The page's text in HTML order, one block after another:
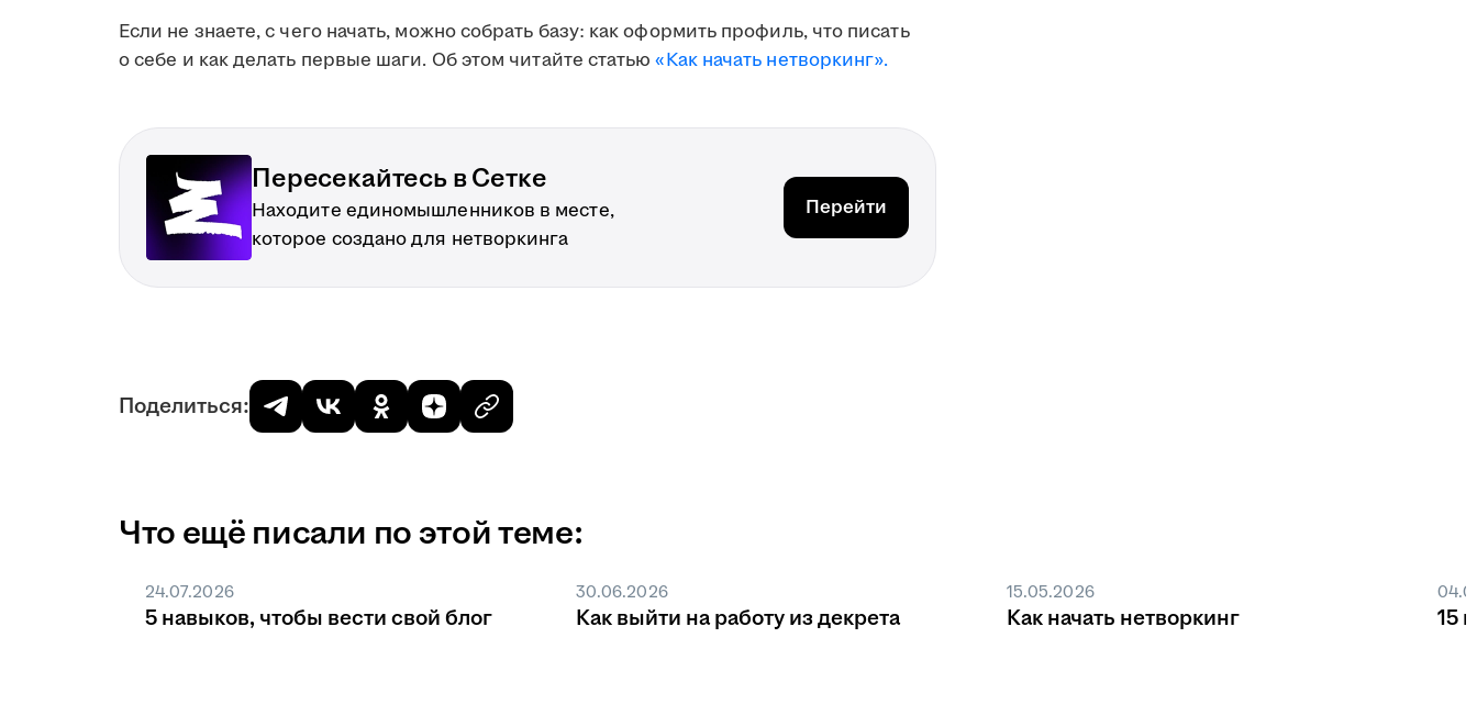
Если не знаете, с чего начать, можно собрать базу: как оформить профиль, что писать
о себе и как делать первые шаги. Об этом читайте статью«Как начать нетворкинг».
Пересекайтесь в Сетке
Находите единомышленников в месте,
которое создано для нетворкинга
Перейти
Поделиться:
Что ещё писали по этой теме:
24.07.2026
5 навыков, чтобы вести свой блог
30.06.2026
Как выйти на работу из декрета
15.05.2026
Как начать нетворкинг 15